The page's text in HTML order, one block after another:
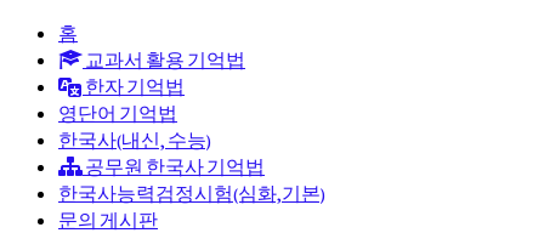
홈
교과서 활용 기억법
한자 기억법
영단어 기억법
한국사(내신, 수능)
공무원 한국사 기억법
한국사능력검정시험(심화,기본)
문의 게시판